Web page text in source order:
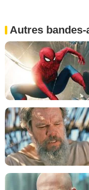
Autres